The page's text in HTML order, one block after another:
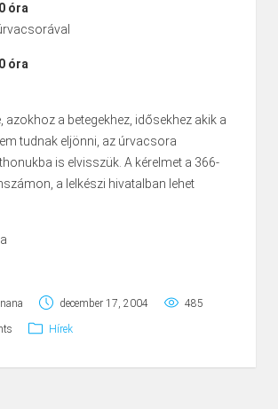
óra
óra
azokhoz a betegekhez, idősekhez akik a
tudnak eljönni, az úrvacsora
is elvisszük. A kérelmet a 366-
a lelkészi hivatalban lehet
december 17, 2004 485
Hírek